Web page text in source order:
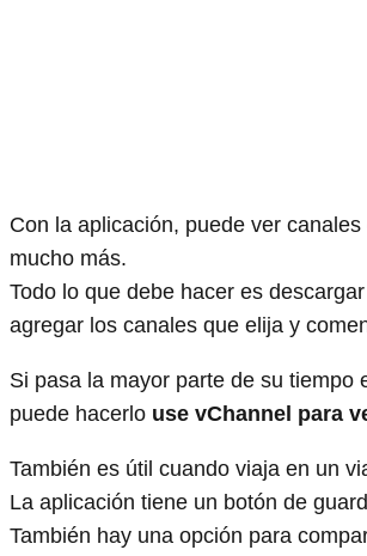
Con la aplicación, puede ver
mucho más.
Todo lo que debe hacer es
agregar los canales que elija y
Si pasa la mayor parte de su tiempo
puede hacerlo use vChannel para
También es útil cuando viaja en un
La aplicación tiene un botón de
También hay una opción para